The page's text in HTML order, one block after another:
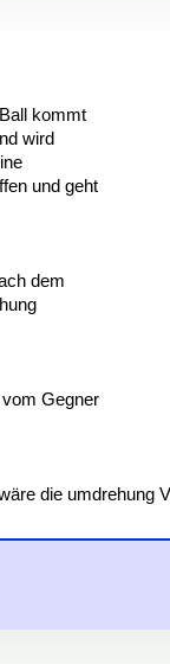
kommt
wird
und geht
dem
Gegner
die umdrehung